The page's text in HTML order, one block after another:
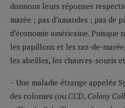
donnons leurs réponses
marée ; pas d’amandes ; pas de
d’économie américaine.
les papillons et les raz-de-
les abeilles, les chauves-souris
– Une maladie étrange appelée
des colonies (ou CCD, Colony